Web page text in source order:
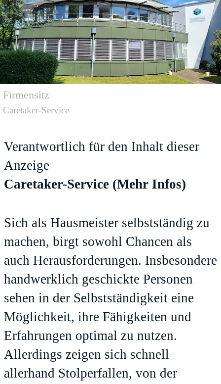
Firmensitz
Caretaker-Service
Verantwortlich für den Inhalt dieser
Anzeige
Caretaker-Service (Mehr Infos)
Sich als Hausmeister selbstständig zu
machen, birgt sowohl Chancen als
auch Herausforderungen. Insbesondere
handwerklich geschickte Personen
sehen in der Selbstständigkeit eine
Möglichkeit, ihre Fähigkeiten und
Erfahrungen optimal zu nutzen.
Allerdings zeigen sich schnell
allerhand Stolperfallen, von der